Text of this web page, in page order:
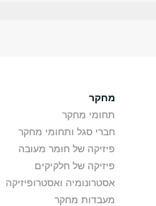
מחקר
תחומי מחקר
חברי סגל ותחומי מחקר
פיזיקה של חומר מעובה
פיזיקה של חלקיקים
אסטרונומיה ואסטרופיזיקה
מעבדות מחקר